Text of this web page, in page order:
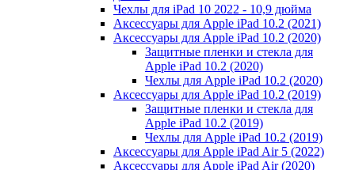
Чехлы для iPad 10 2022 - 10,9 дюйма
Аксессуары для Apple iPad 10.2 (2021)
Аксессуары для Apple iPad 10.2 (2020)
Защитные пленки и стекла для
Apple iPad 10.2 (2020)
Чехлы для Apple iPad 10.2 (2020)
Аксессуары для Apple iPad 10.2 (2019)
Защитные пленки и стекла для
Apple iPad 10.2 (2019)
Чехлы для Apple iPad 10.2 (2019)
Аксессуары для Apple iPad Air 5 (2022)
Аксессуары для Apple iPad Air (2020)